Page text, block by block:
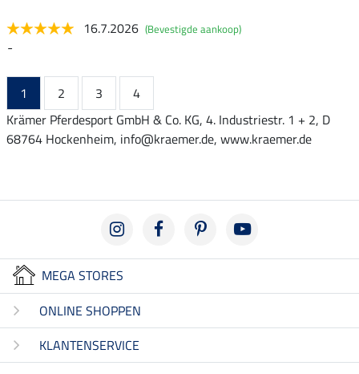
16.7.2026 (Bevestigde aankoop)
-
1 2 3
4
Krämer Pferdesport GmbH & Co. KG, 4. Industriestr. 1 + 2, D
68764 Hockenheim, info@kraemer.de, www.kraemer.de
MEGA STORES
ONLINE SHOPPEN
KLANTENSERVICE